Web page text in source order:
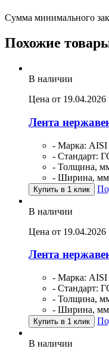
Сумма минимального
Похожие
В наличии
Цена от 19.04.2026
Лента
- Марка: AISI
- Стандарт:
- Толщина,
- Ширина,
Купить в 1 клик
В наличии
Цена от 19.04.2026
Лента
- Марка: AISI
- Стандарт:
- Толщина,
- Ширина,
Купить в 1 клик
В наличии